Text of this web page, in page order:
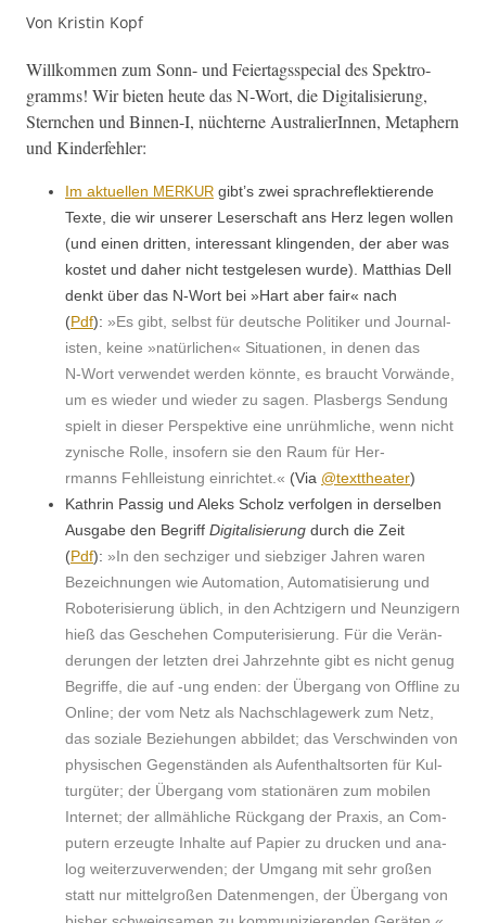
Von Kristin Kopf
Willkom­men zum Sonn- und Feiertagsspe­cial des Spek­tro­
gramms! Wir bieten heute das N‑Wort, die Dig­i­tal­isierung,
Sternchen und Binnen‑I, nüchterne Aus­tralierIn­nen, Meta­phern
und Kinderfehler:
Im aktuellen MERKUR gibt’s zwei sprachre­flek­tierende
Texte, die wir unser­er Leser­schaft ans Herz leg­en wollen
(und einen drit­ten, inter­es­sant klin­gen­den, der aber was
kostet und daher nicht test­ge­le­sen wurde). Matthias Dell
denkt über das N‑Wort bei »Hart aber fair« nach
(Pdf): »Es gibt, selb­st für deutsche Poli­tik­er und Jour­nal­
is­ten, keine »natür­lichen« Sit­u­a­tio­nen, in denen das
N‑Wort ver­wen­det wer­den kön­nte, es braucht Vor­wände,
um es wieder und wieder zu sagen. Plas­bergs Sendung
spielt in dieser Per­spek­tive eine unrühm­liche, wenn nicht
zynis­che Rolle, insofern sie den Raum für Her­
rmanns Fehlleis­tung ein­richtet.« (Via @texttheater)
Kathrin Pas­sig und Aleks Scholz ver­fol­gen in der­sel­ben
Aus­gabe den Begriff Dig­i­tal­isierung durch die Zeit
(Pdf): »In den sechziger und siebziger Jahren waren
Beze­ich­nun­gen wie Automa­tion, Automa­tisierung und
Robo­t­er­isierung üblich, in den Achtzigern und Neun­zigern
hieß das Geschehen Com­put­er­isierung. Für die Verän­
derun­gen der let­zten drei Jahrzehnte gibt es nicht genug
Begriffe, die auf ‑ung enden: der Über­gang von Offline zu
Online; der vom Netz als Nach­schlagew­erk zum Netz,
das soziale Beziehun­gen abbildet; das Ver­schwinden von
physis­chen Gegen­stän­den als Aufen­thalt­sorten für Kul­
turgüter; der Über­gang vom sta­tionären zum mobilen
Inter­net; der allmäh­liche Rück­gang der Prax­is, an Com­
put­ern erzeugte Inhalte auf Papi­er zu druck­en und ana­
log weit­erzu­ver­wen­den; der Umgang mit sehr großen
statt nur mit­tel­großen Daten­men­gen, der Über­gang von